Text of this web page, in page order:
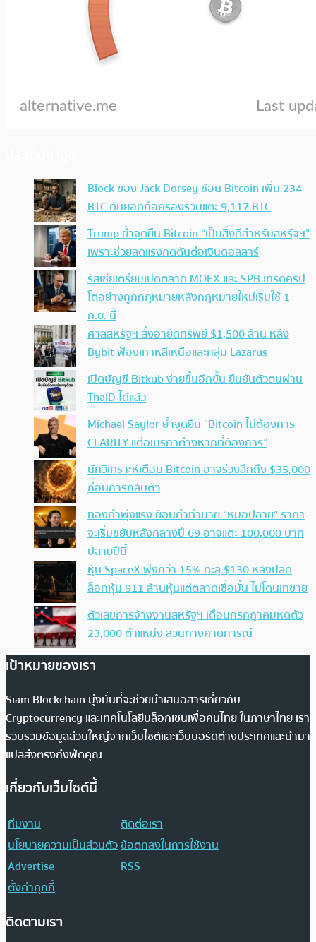
Block ของ Jack Dorsey ช้อน Bitcoin เพิ่ม 234
BTC ดันยอดถือครองรวมแตะ 9,117 BTC
Trump ย้ำจุดยืน Bitcoin “เป็นสิ่งดีสำหรับสหรัฐฯ”
เพราะช่วยลดแรงกดดันต่อเงินดอลลาร์
รัสเซียเตรียมเปิดตลาด MOEX และ SPB เทรดคริป
โตอย่างถูกกฎหมายหลังกฎหมายใหม่เริ่มใช้ 1
ก.ย. นี้
ศาลสหรัฐฯ สั่งอายัดทรัพย์ $1,500 ล้าน หลัง
Bybit ฟ้องเกาหลีเหนือและกลุ่ม Lazarus
เปิดบัญชี Bitkub ง่ายขึ้นอีกขั้น ยืนยันตัวตนผ่าน
ThaID ได้แล้ว
Michael Saylor ย้ำจุดยืน “Bitcoin ไม่ต้องการ
CLARITY แต่อเมริกาต่างหากที่ต้องการ”
นักวิเคราะห์เตือน Bitcoin อาจร่วงลึกถึง $35,000
ก่อนการกลับตัว
ทองคำพุ่งแรง ย้อนคำทำนาย “หมอปลาย” ราคา
จะเริ่มขยับหลังกลางปี 69 อาจแตะ 100,000 บาท
ปลายปีนี้
หุ้น SpaceX พุ่งกว่า 15% ทะลุ $130 หลังปลด
ล็อกหุ้น 911 ล้านหุ้นแต่ตลาดเชื่อมั่น ไม่โดนเทขาย
ตัวเลขการจ้างงานสหรัฐฯ เดือนกรกฎาคมหดตัว
23,000 ตำแหน่ง สวนทางคาดการณ์
เป้าหมายของเรา
Siam Blockchain มุ่งมั่นที่จะช่วยนำเสนอสารเกี่ยวกับ
Cryptocurrency และเทคโนโลยีบล็อกเชนเพื่อคนไทย ในภาษาไทย เรา
รวบรวมข้อมูลส่วนใหญ่จากเว็บไซต์และเว็บบอร์ดต่างประเทศและนำมา
แปลส่งตรงถึงฟีดคุณ
เกี่ยวกับเว็บไซต์นี้
ทีมงาน
ติดต่อเรา
นโยบายความเป็นส่วนตัวข้อตกลงในการใช้งาน
Advertise
RSS
ตั้งค่าคุกกี้
ติดตามเรา